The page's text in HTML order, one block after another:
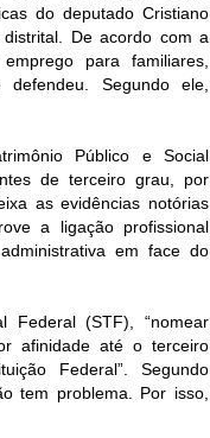
do deputado Cristiano
De acordo com a
para familiares,
Segundo ele,
Público e Social
de terceiro grau, por
as evidências notórias
a ligação profissional
em face do
Federal (STF), “nomear
afinidade até o terceiro
Federal”. Segundo
tem problema. Por isso,